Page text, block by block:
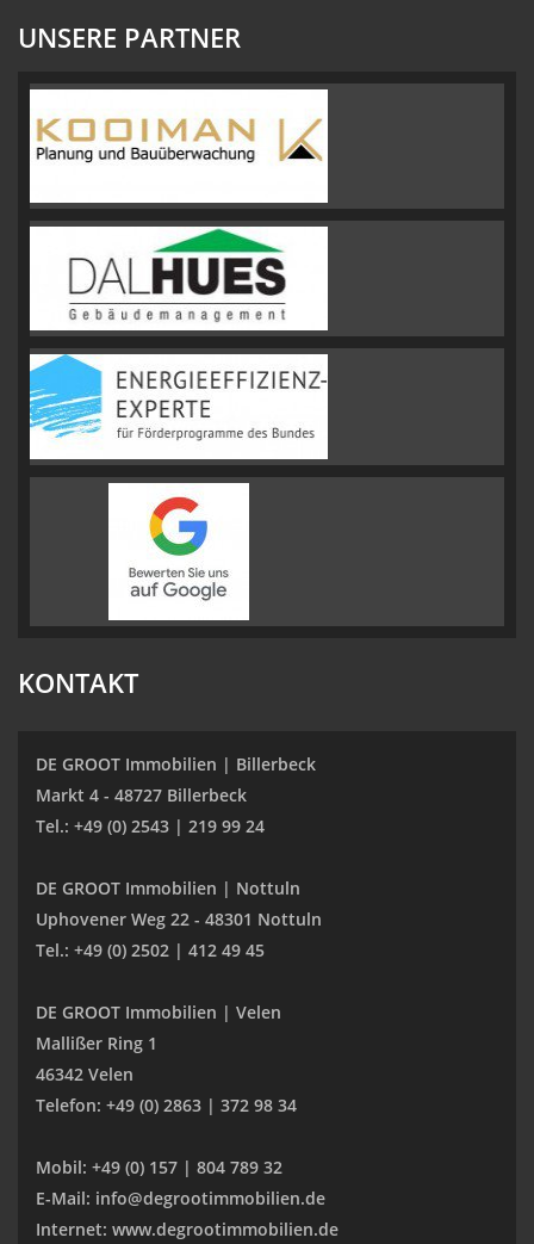
UNSERE PARTNER
KONTAKT
DE GROOT Immobilien | Billerbeck
Markt 4 - 48727 Billerbeck
Tel.: +49 (0) 2543 | 219 99 24
DE GROOT Immobilien | Nottuln
Uphovener Weg 22 - 48301 Nottuln
Tel.: +49 (0) 2502 | 412 49 45
DE GROOT Immobilien | Velen
Mallißer Ring 1
46342 Velen
Telefon: +49 (0) 2863 | 372 98 34
Mobil: +49 (0) 157 | 804 789 32
E-Mail: info@degrootimmobilien.de
Internet: www.degrootimmobilien.de